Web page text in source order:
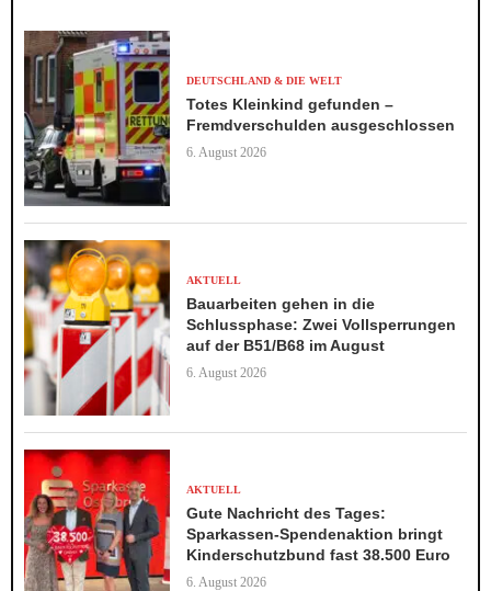
DEUTSCHLAND & DIE WELT
Totes Kleinkind gefunden –
Fremdverschulden ausgeschlossen
6. August 2026
AKTUELL
Bauarbeiten gehen in die
Schlussphase: Zwei Vollsperrungen
auf der B51/B68 im August
6. August 2026
AKTUELL
Gute Nachricht des Tages:
Sparkassen-Spendenaktion bringt
Kinderschutzbund fast 38.500 Euro
6. August 2026